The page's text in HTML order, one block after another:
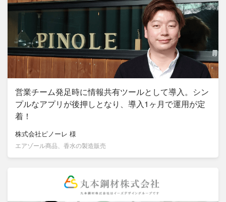
営業チーム発足時に情報共有ツールとして導入。シン
プルなアプリが後押しとなり、導入1ヶ月で運用が定
着！
株式会社ピノーレ 様
エアゾール商品、香水の製造販売